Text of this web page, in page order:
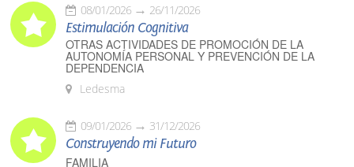
08/01/2026 26/11/2026
Estimulación Cognitiva
OTRAS ACTIVIDADES DE PROMOCIÓN DE LA
AUTONOMÍA PERSONAL Y PREVENCIÓN DE LA
DEPENDENCIA
Ledesma
09/01/2026 31/12/2026
Construyendo mi Futuro
FAMILIA